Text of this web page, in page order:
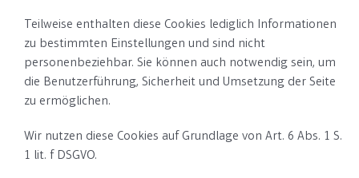
Teilweise enthalten diese Cookies lediglich Informationen
zu bestimmten Einstellungen und sind nicht
personenbeziehbar. Sie können auch notwendig sein, um
die Benutzerführung, Sicherheit und Umsetzung der Seite
zu ermöglichen.
Wir nutzen diese Cookies auf Grundlage von Art. 6 Abs. 1 S.
1 lit. f DSGVO.